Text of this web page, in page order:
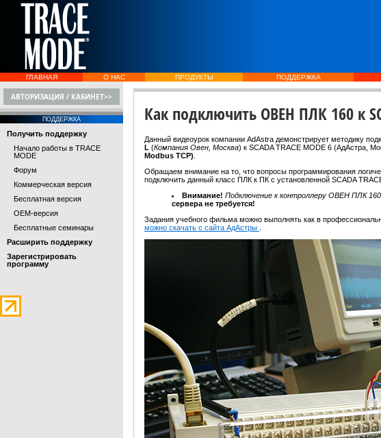
ГЛАВНАЯ О НАС ПРОДУКТЫ ПОДДЕРЖКА
АВТОРИЗАЦИЯ / КАБИНЕТ>>
ПОДДЕРЖКА
Получить поддержку
Начало работы в TRACE
MODE
Форум
Коммерческая версия
Бесплатная версия
OEM-версия
Бесплатные семинары
Расширить поддержку
Зарегистрировать
программу
Как подключить ОВЕН ПЛК 160 к
Данный видеоурок компании AdAstra демонстрирует методику
L (Компания Овен, Москва) к SCADA TRACE MODE 6 (АдАстра,
Modbus TCP)
Обращаем внимание на то, что вопросы программирования
подключить данный класс ПЛК к ПК с установленной SCADA
Внимание! Подключение к контроллеру ОВЕН ПЛК
сервера не требуется!
Задания учебного фильма можно выполнять как в
можно скачать с сайта АдАстры